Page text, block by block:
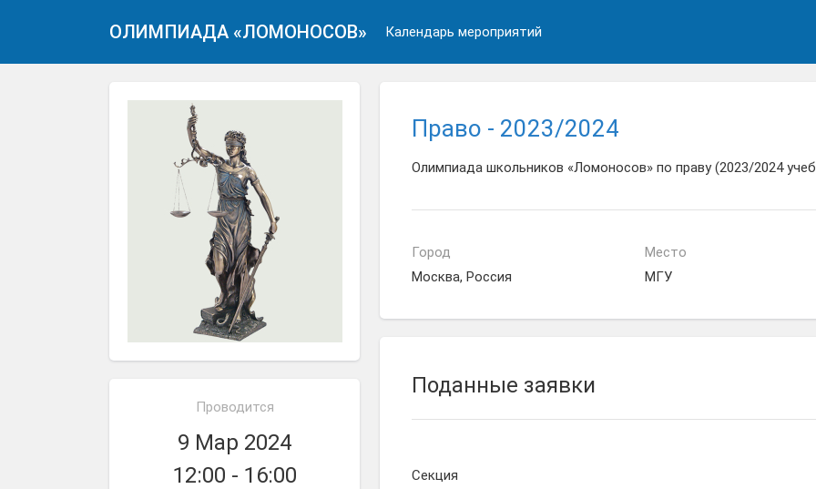
ОЛИМПИАДА «ЛОМОНОСОВ» Календарь мероприятий
Проводится
9 Мар 2024
12:00 - 16:00
Право - 2023/2024
Олимпиада школьников «Ломоносов» по праву (2023/2024
Город
Москва, Россия
Место
МГУ
Поданные заявки
Секция